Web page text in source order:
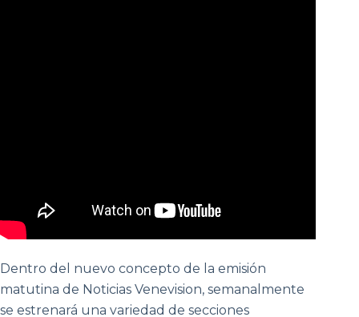
Dentro del nuevo concepto de la emisión
matutina de Noticias Venevision, semanalmente
se estrenará una variedad de secciones